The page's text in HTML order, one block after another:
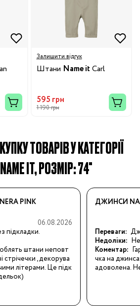
Залишити відгук
Штани Name it Carl
595 грн
1 190 грн
ТОВАРІВ У КАТЕГОРІЇ
IT, РОЗМІР: 74"
PINK
06.08.2026
підкладки.
штани неповт
стрічечки , декорува
літерами. Це підк
ДЖИНСИ
Переваги:
Недоліки:
Коментар:
чка на
адоволена.